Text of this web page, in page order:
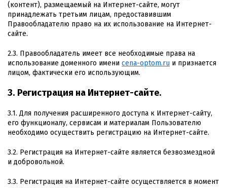
(контент), размещаемый на Интернет-сайте, могут
принадлежать третьим лицам, предоставившим
Правообладателю право на их использование на Интернет-
сайте.
2.3. Правообладатель имеет все необходимые права на
использование доменного имени cena-optom.ru и признается
лицом, фактически его использующим.
3. Регистрация на Интернет-сайте.
3.1. Для получения расширенного доступа к Интернет-сайту,
его функционалу, сервисам и материалам Пользователю
необходимо осуществить регистрацию на Интернет-сайте.
3.2. Регистрация на Интернет-сайте является безвозмездной
и добровольной.
3.3. Регистрация на Интернет-сайте осуществляется в момент